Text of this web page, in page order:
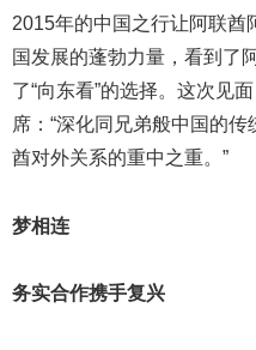
2015年的中国之行让阿联酋
国发展的蓬勃力量，看到了
了“向东看”的选择。这次见
席：“深化同兄弟般中国的
酋对外关系的重中之重。”
梦相连
务实合作携手复兴